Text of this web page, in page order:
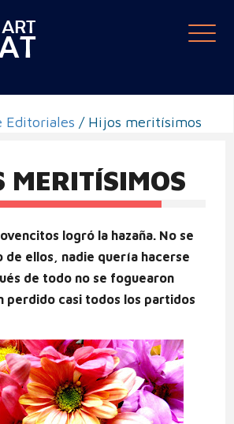
Editoriales / Hijos meritísimos
MERITÍSIMOS
logró la hazaña. No se
de ellos, nadie quería hacerse
de todo no se foguearon
perdido casi todos los partidos